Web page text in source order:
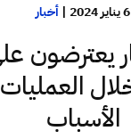
6 يناير 2024 | أخبار
الأسباب